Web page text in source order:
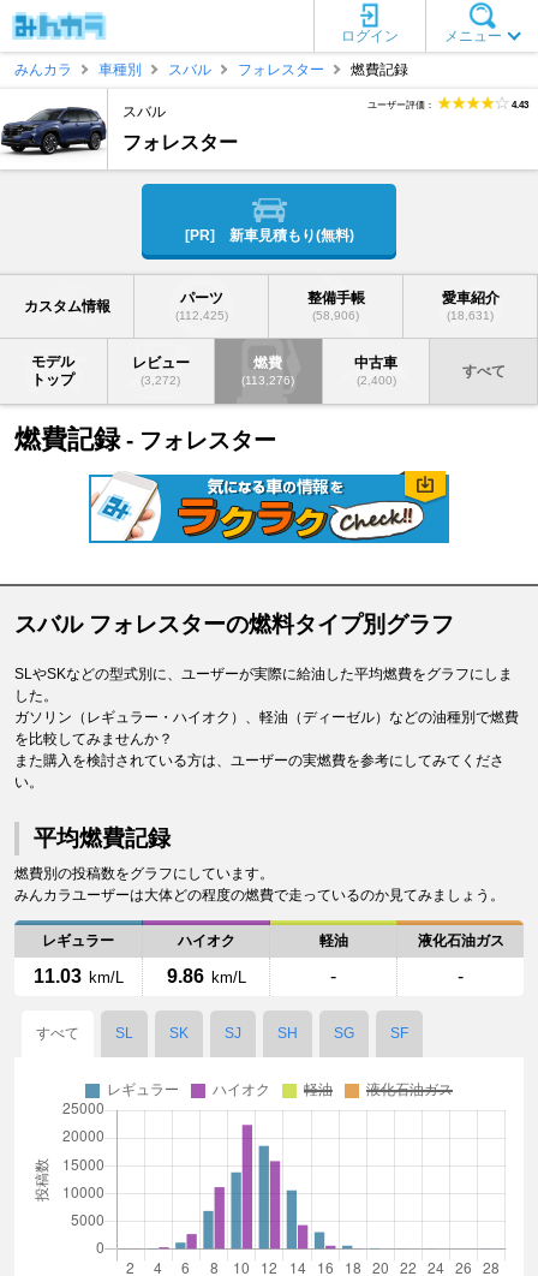
メニュー
ログイン
みんカラ
車種別 スバル フォレスター 燃費記録
スバル
フォレスター
ユーザー評価： 4.43
[PR] 新車見積もり(無料)
カスタム情報 パーツ
(112,425)
整備手帳
(58,906)
愛車紹介
(18,631)
モデル
トップ
レビュー
(3,272)
燃費
(113,276)
中古車
(2,400)
すべて
燃費記録- フォレスター
スバル フォレスターの燃料タイプ別グラフ
SLやSKなどの型式別に、ユーザーが実際に給油した平均燃費をグラフにしま
した。
ガソリン（レギュラー・ハイオク）、軽油（ディーゼル）などの油種別で燃費
を比較してみませんか？
また購入を検討されている方は、ユーザーの実燃費を参考にしてみてくださ
い。
平均燃費記録
燃費別の投稿数をグラフにしています。
みんカラユーザーは大体どの程度の燃費で走っているのか見てみましょう。
レギュラー ハイオク 軽油 液化石油ガス
11.03 km/L 9.86 km/L - -
すべて SL SK SJ SH SG SF